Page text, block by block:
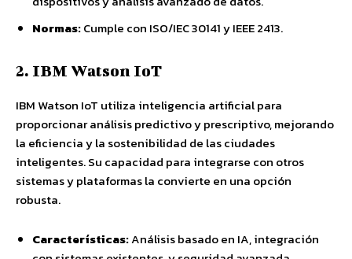
Normas:Cumple con ISO/IEC 30141 y IEEE 2413.
2. IBM Watson IoT
IBM Watson IoT utiliza inteligencia artificial para
proporcionar análisis predictivo y prescriptivo, mejorando
la eficiencia y la sostenibilidad de las ciudades
inteligentes. Su capacidad para integrarse con otros
sistemas y plataformas la convierte en una opción
robusta.
Características:Análisis basado en IA, integración